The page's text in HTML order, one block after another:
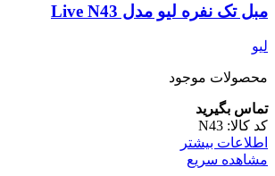
مبل تک نفره لیو مدل Live N43
لیو
محصولات موجود
تماس بگیرید
کد کالا: N43
اطلاعات بیشتر
مشاهده سریع